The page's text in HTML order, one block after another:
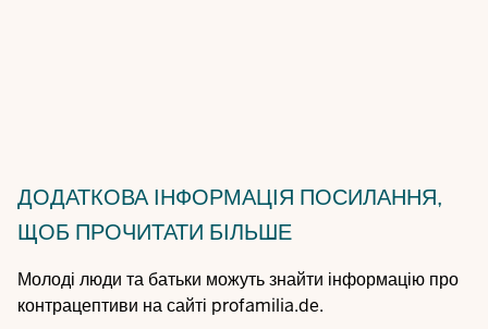
ДОДАТКОВА ІНФОРМАЦІЯ ПОСИЛАННЯ,
ЩОБ ПРОЧИТАТИ БІЛЬШЕ
Молоді люди та батьки можуть знайти інформацію про
контрацептиви на сайті profamilia.de.